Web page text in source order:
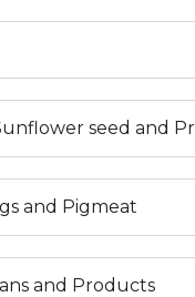
seed and
and Pigmeat
and Products